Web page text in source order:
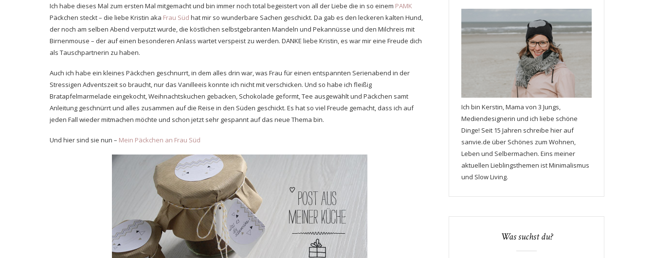
Ich habe dieses Mal zum ersten Mal mitgemacht und bin immer noch total begeistert von all der Liebe die in so einem PAMK
Päckchen steckt – die liebe Kristin aka Frau Süd hat mir so wunderbare Sachen geschickt. Da gab es den leckeren kalten Hund,
der noch am selben Abend verputzt wurde, die köstlichen selbstgebranten Mandeln und Pekannüsse und den Milchreis mit
Birnenmouse – der auf einen besonderen Anlass wartet verspeist zu werden. DANKE liebe Kristin, es war mir eine Freude dich
als Tauschpartnerin zu haben.
Auch ich habe ein kleines Päckchen geschnurrt, in dem alles drin war, was Frau für einen entspannten Serienabend in der
Stressigen Adventszeit so braucht, nur das Vanilleeis konnte ich nicht mit verschicken. Und so habe ich fleißig
Bratapfelmarmelade eingekocht, Weihnachtskuchen gebacken, Schokolade geformt, Tee ausgewählt und Päckchen samt
Anleitung geschnürrt und alles zusammen auf die Reise in den Süden geschickt. Es hat so viel Freude gemacht, dass ich auf
jeden Fall wieder mitmachen möchte und schon jetzt sehr gespannt auf das neue Thema bin.
Und hier sind sie nun – Mein Päckchen an Frau Süd
Ich bin Kerstin, Mama von 3 Jungs,
Mediendesignerin und ich liebe schöne
Dinge! Seit 15 Jahren schreibe hier auf
sanvie.de über Schönes zum Wohnen,
Leben und Selbermachen. Eins meiner
aktuellen Lieblingsthemen ist Minimalismus
und Slow Living.
Was suchst du?